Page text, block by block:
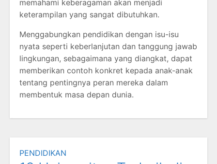
memahami keberagaman akan menjadi
keterampilan yang sangat dibutuhkan.
Menggabungkan pendidikan dengan isu-isu
nyata seperti keberlanjutan dan tanggung jawab
lingkungan, sebagaimana yang diangkat, dapat
memberikan contoh konkret kepada anak-anak
tentang pentingnya peran mereka dalam
membentuk masa depan dunia.
PENDIDIKAN